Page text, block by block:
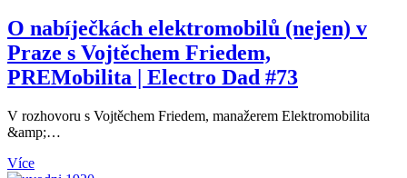
O nabíječkách elektromobilů (nejen) v
Praze s Vojtěchem Friedem,
PREMobilita | Electro Dad #73
V rozhovoru s Vojtěchem Friedem, manažerem Elektromobilita
&amp;…
Více